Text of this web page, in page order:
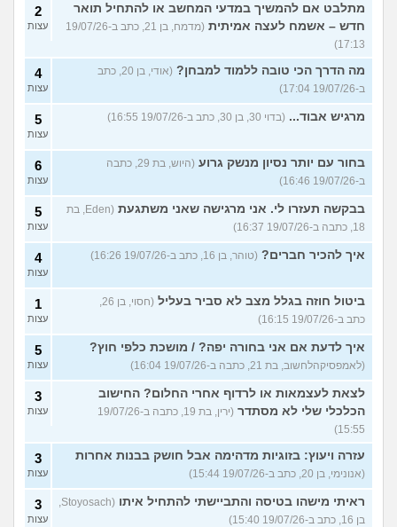
מתלבט אם להמשיך במדעי המחשב או להתחיל תואר
חדש – אשמח לעצה אמיתית
(מדמח, בן 21, כתב ב-19/07/26
17:13)
2
עצות
מה הדרך הכי טובה ללמוד למבחן?
(אודי, בן 20, כתב
ב-19/07/26 17:04)
4
עצות
מרגיש אבוד... (בדוי 30, בן 30, כתב ב-19/07/26 16:55) 5
עצות
בחור עם יותר נסיון מנשק גרוע
(היוש, בת 29, כתבה
ב-19/07/26 16:46)
6
עצות
בבקשה תעזרו לי. אני מרגישה שאני משתגעת
(Eden, בת
18, כתבה ב-19/07/26 16:37)
5
עצות
איך להכיר חברים? (טוהר, בן 16, כתב ב-19/07/26 16:26) 4
עצות
ביטול חוזה בגלל מצב לא סביר בעליל
(חסוי, בן 26,
כתב ב-19/07/26 16:15)
1
עצות
איך לדעת אם אני בחורה יפה? / מושכת כלפי חוץ?
(לאמפסיקהלחשוב, בת 21, כתבה ב-19/07/26 16:04)
5
עצות
לצאת לעצמאות או לרדוף אחרי החלום? החישוב
הכלכלי שלי לא מסתדר
(ירין, בת 19, כתבה ב-19/07/26
15:55)
3
עצות
עזרה ויעוץ: בזוגיות מדהימה אבל חושק בבנות אחרות
(אנונימי, בן 20, כתב ב-19/07/26 15:44)
3
עצות
ראיתי מישהו בטיסה והתביישתי להתחיל איתו
(Stoyosach,
בן 16, כתב ב-19/07/26 15:40)
3
עצות